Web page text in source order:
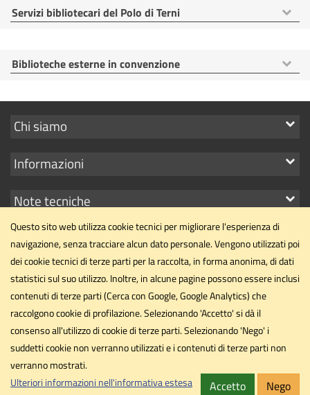
Mostra
voci
Servizi bibliotecari del Polo di Terni
Mostra
voci
Biblioteche esterne in convenzione
Mostra
link
Chi siamo
Mostra
link
Informazioni
Mostra
i
link
Note tecniche
Centro Servizi Bibliotecari
Università degli Studi di Perugia
Palazzo Murena - Piazza dell'Università, 1 - 06100 Perugia
Privacy
Cookie Note legali Accessibilità
Questo sito web utilizza cookie tecnici per migliorare l'esperienza di
navigazione, senza tracciare alcun dato personale. Vengono utilizzati poi
dei cookie tecnici di terze parti per la raccolta, in forma anonima, di dati
statistici sul suo utilizzo. Inoltre, in alcune pagine possono essere inclusi
contenuti di terze parti (Cerca con Google, Google Analytics) che
raccolgono cookie di profilazione. Selezionando 'Accetto' si dà il
consenso all'utilizzo di cookie di terze parti. Selezionando 'Nego' i
suddetti cookie non verranno utilizzati e i contenuti di terze parti non
verranno mostrati.
Ulteriori informazioni nell'informativa estesa
Accetto Nego